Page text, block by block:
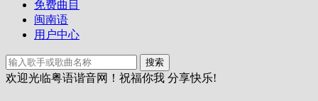
免费曲目
闽南语
用户中心
搜索
欢迎光临粤语谐音网！祝福你我 分享快乐!